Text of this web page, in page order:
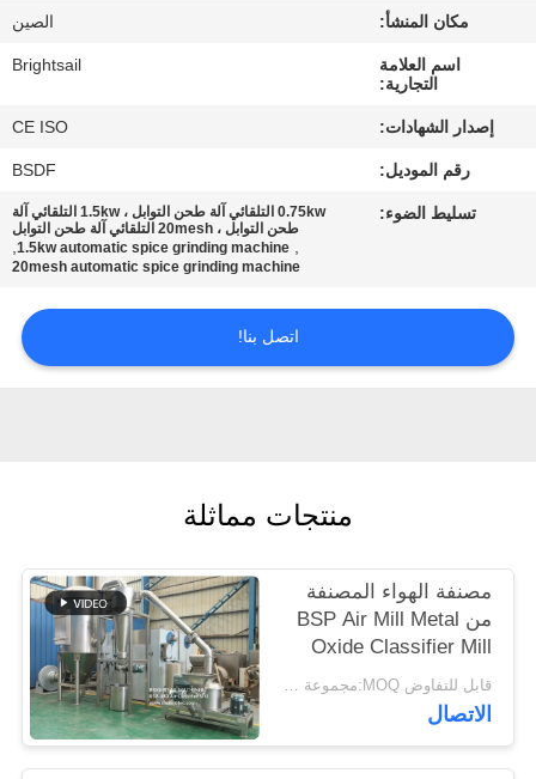
المعمل
مراقبة
الجودة
بنا
الموقع
PRIVACY
POLICY
مكان المنشأ: الصين
اسم العلامة
التجارية:
Brightsail
إصدار الشهادات: CE ISO
رقم الموديل: BSDF
تسليط الضوء:
0.75kw التلقائي آلة طحن التوابل ، 1.5kw التلقائي آلة
طحن التوابل ، 20mesh التلقائي آلة طحن التوابل
,
1.5kw automatic spice grinding machine
,
20mesh automatic spice grinding machine
اتصل بنا!
منتجات مماثلة
مصنفة الهواء المصنفة
من BSP Air Mill Metal
Oxide Classifier Mill
Metal Oxide ACM
Ggrinder من Brightsail
قابل للتفاوض MOQ:مجموعة واحدة
الاتصال